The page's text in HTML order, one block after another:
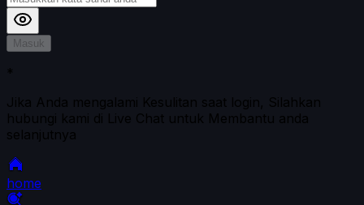
Masuk
*
Jika Anda mengalami Kesulitan saat login, Silahkan
hubungi kami di Live Chat untuk Membantu anda
selanjutnya
home